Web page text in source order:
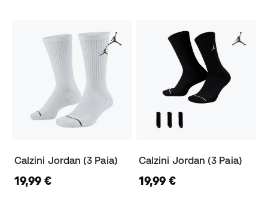
Calzini Jordan (3 Paia)
19,99 €
Calzini Jordan (3 Paia)
19,99 €